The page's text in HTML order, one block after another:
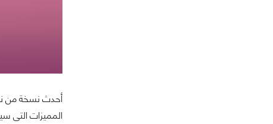
أحدث نسخة من
المميزات التى